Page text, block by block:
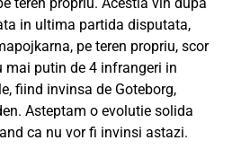
in ultima partida disputata,
pe teren propriu, scor
mai putin de 4 infrangeri in
fiind invinsa de Goteborg,
Asteptam o evolutie solida
ca nu vor fi invinsi astazi.